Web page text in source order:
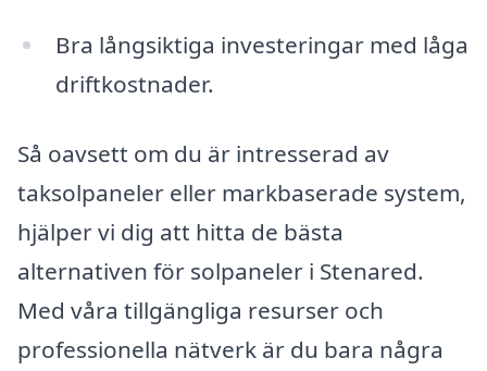
Bra långsiktiga investeringar med låga
driftkostnader.
Så oavsett om du är intresserad av
taksolpaneler eller markbaserade system,
hjälper vi dig att hitta de bästa
alternativen för solpaneler i Stenared.
Med våra tillgängliga resurser och
professionella nätverk är du bara några